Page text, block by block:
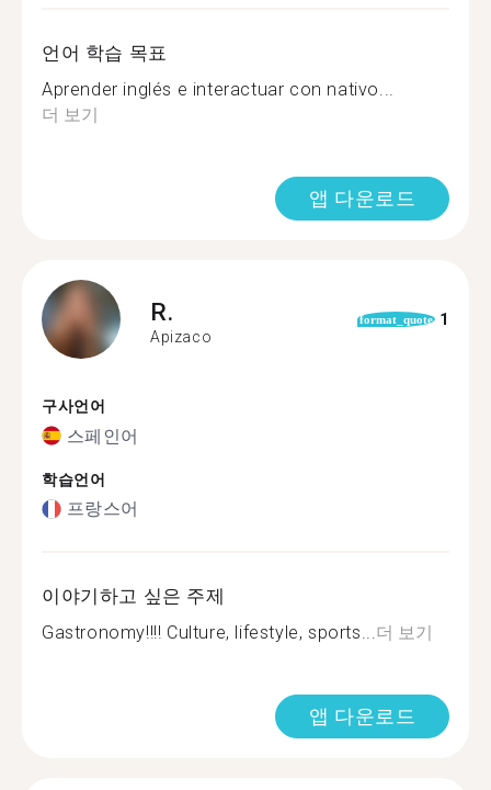
언어 학습 목표
Aprender inglés e interactuar con nativo...
더 보기
앱 다운로드
R.
Apizaco
format_quote 1
구사언어
스페인어
학습언어
프랑스어
이야기하고 싶은 주제
Gastronomy!!!! Culture, lifestyle, sports...더 보기
앱 다운로드